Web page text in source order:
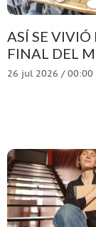
ASÍ SE VIVIÓ
FINAL DEL
26 jul 2026 / 00:00